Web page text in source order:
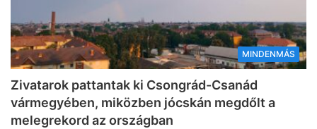
MINDENMÁS
Zivatarok pattantak ki Csongrád-Csanád
vármegyében, miközben jócskán megdőlt a
melegrekord az országban